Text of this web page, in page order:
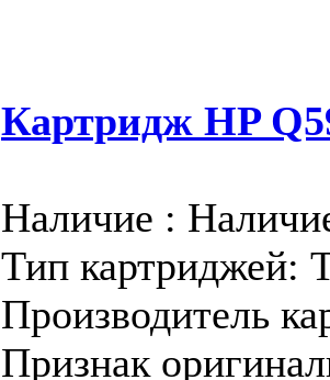
Картридж HP
Наличие :
Тип картриджей:
Производитель
Признак